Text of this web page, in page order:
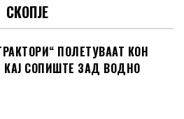
СКОПЈЕ
ПОЛЕТУВААТ КОН
КАЈ СОПИШТЕ ЗАД ВОДНО